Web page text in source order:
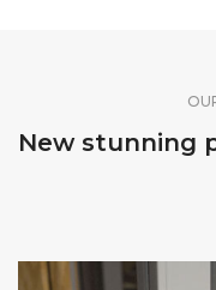
New stunning